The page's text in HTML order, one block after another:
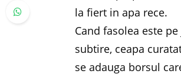
la fiert in apa rece.
Cand fasolea este
subtire, ceapa
se adauga borsul